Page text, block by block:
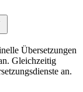
Übersetzungen
Gleichzeitig
an.